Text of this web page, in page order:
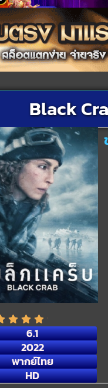
Black
6.1
2022
พากย์ไทย
HD